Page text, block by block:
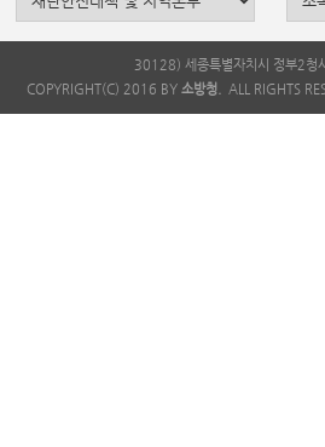
30128) 세종특별자치시 정부2청
COPYRIGHT(C) 2016 BY 소방청. ALL RIGHTS